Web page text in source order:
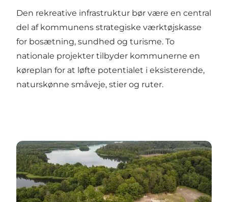
Den rekreative infrastruktur bør være en central
del af kommunens strategiske værktøjskasse
for bosætning, sundhed og turisme. To
nationale projekter tilbyder kommunerne en
køreplan for at løfte potentialet i eksisterende,
naturskønne småveje, stier og ruter.
Millionpulje skal accelerere turismeudviklingen i